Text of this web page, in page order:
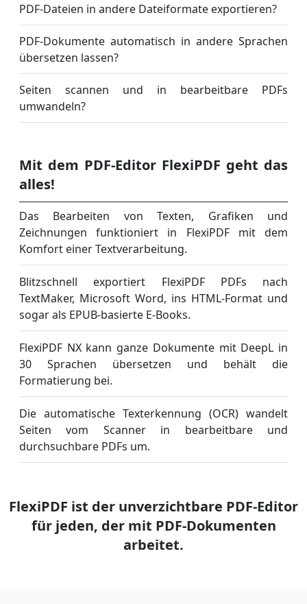
PDF-Dateien in andere Dateiformate exportieren?
PDF-Dokumente automatisch in andere Sprachen
übersetzen lassen?
Seiten scannen und in bearbeitbare PDFs
umwandeln?
Mit dem PDF-Editor FlexiPDF geht das
alles!
Das Bearbeiten von Texten, Grafiken und
Zeichnungen funktioniert in FlexiPDF mit dem
Komfort einer Textverarbeitung.
Blitzschnell exportiert FlexiPDF PDFs nach
TextMaker, Microsoft Word, ins HTML-Format und
sogar als EPUB-basierte E-Books.
FlexiPDF NX kann ganze Dokumente mit DeepL in
30 Sprachen übersetzen und behält die
Formatierung bei.
Die automatische Texterkennung (OCR) wandelt
Seiten vom Scanner in bearbeitbare und
durchsuchbare PDFs um.
FlexiPDF ist der unverzichtbare PDF-Editor
für jeden, der mit PDF-Dokumenten
arbeitet.